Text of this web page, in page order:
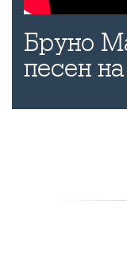
Бруно
песен